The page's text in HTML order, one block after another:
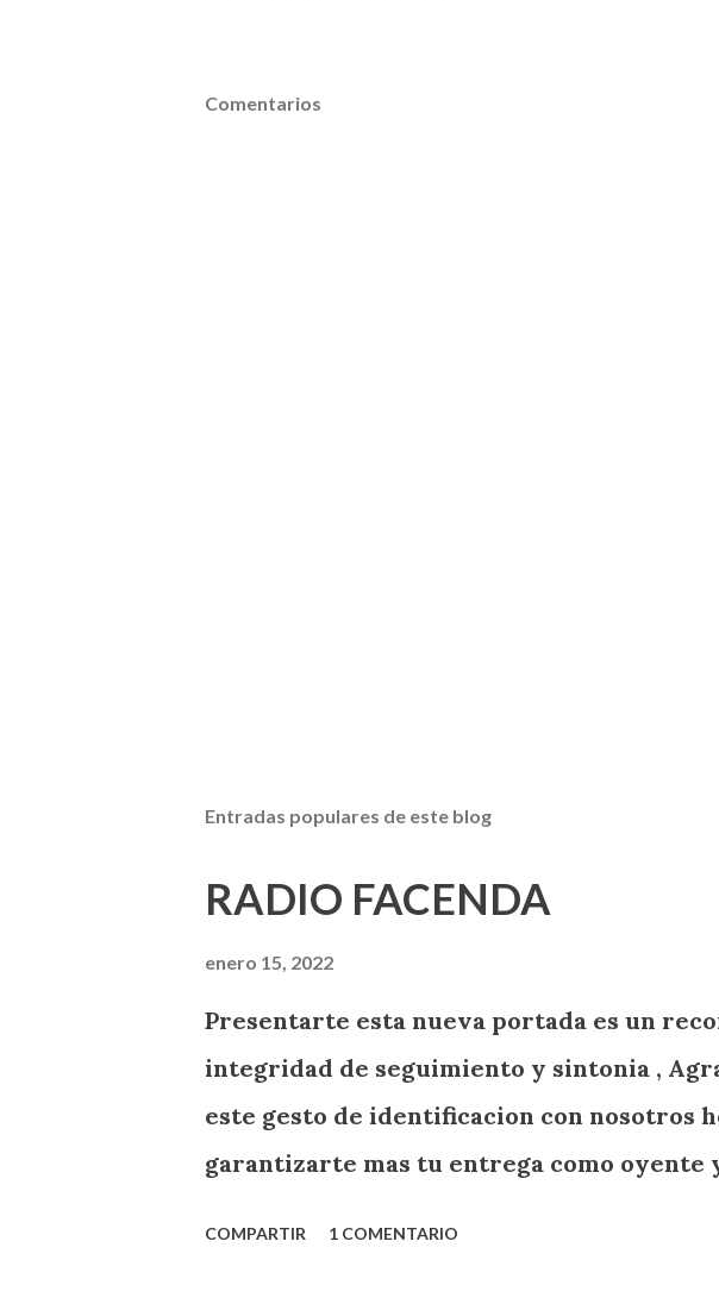
Comentarios
Entradas populares de este blog
RADIO FACENDA
enero 15, 2022
Presentarte esta nueva portada es un
integridad de seguimiento y sintonia ,
este gesto de identificacion con nosotros
garantizarte mas tu entrega como oyente
COMPARTIR 1 COMENTARIO